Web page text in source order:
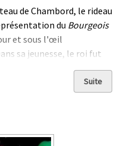
de Chambord, le rideau
du Bourgeois
et sous l'œil
sa jeunesse, le roi fut
traits d'Apollon, dieu du
Suite